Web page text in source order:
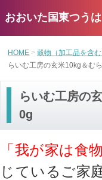
おおいた国東つう
HOME 穀物（加工品を含む
らいむ工房の玄米10kg＆む
らいむ工房の
0g
「我が家は食
じているご家